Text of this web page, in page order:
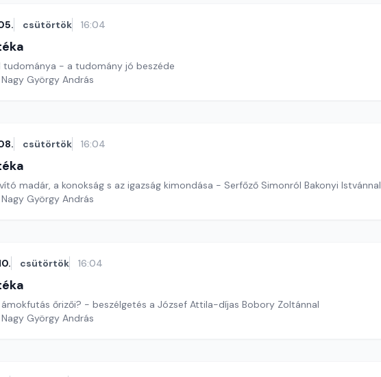
csütörtök 16:04
tudománya - a tudomány jó beszéde
György András
csütörtök 16:04
madár, a konokság s az igazság kimondása - Serfőző Simonról Bakonyi Istvánnal
György András
csütörtök 16:04
A versek az ámokfutás őrizői? - beszélgetés a József Attila-díjas Bobory Zoltánnal
György András